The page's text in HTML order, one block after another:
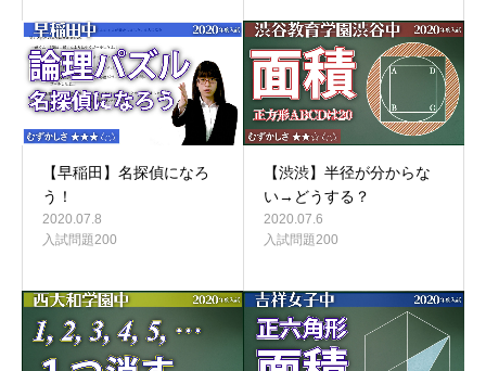
【早稲田】名探偵になろ
う！
2020.07.8
入試問題200
【渋渋】半径が分からな
い→どうする？
2020.07.6
入試問題200